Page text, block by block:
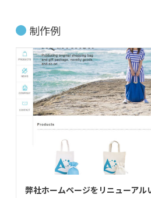
制作例
弊社ホームページをリニューアル